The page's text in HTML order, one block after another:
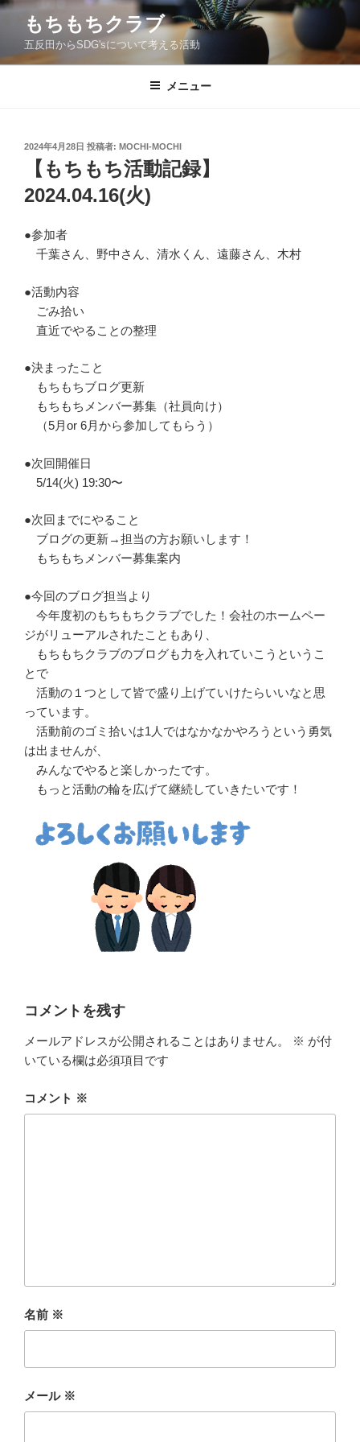
コ
ン
もちもちクラブ
五反田からSDG'sについて考える活動
メニュー
投
2024年4月28日 投稿者: MOCHI-MOCHI
【もちもち活動記録】
2024.04.16(火)
●参加者
千葉さん、野中さん、清水くん、遠藤さん、木村
●活動内容
ごみ拾い
直近でやることの整理
●決まったこと
もちもちブログ更新
もちもちメンバー募集（社員向け）
（5月or 6月から参加してもらう）
●次回開催日
5/14(火) 19:30〜
●次回までにやること
ブログの更新→担当の方お願いします！
もちもちメンバー募集案内
●今回のブログ担当より
今年度初のもちもちクラブでした！会社のホームペー
ジがリューアルされたこともあり、
もちもちクラブのブログも力を入れていこうというこ
とで
活動の１つとして皆で盛り上げていけたらいいなと思
っています。
活動前のゴミ拾いは1人ではなかなかやろうという勇気
は出ませんが、
みんなでやると楽しかったです。
もっと活動の輪を広げて継続していきたいです！
コメントを残す
メールアドレスが公開されることはありません。 ※ が付
いている欄は必須項目です
コメント ※
名前 ※
メール ※